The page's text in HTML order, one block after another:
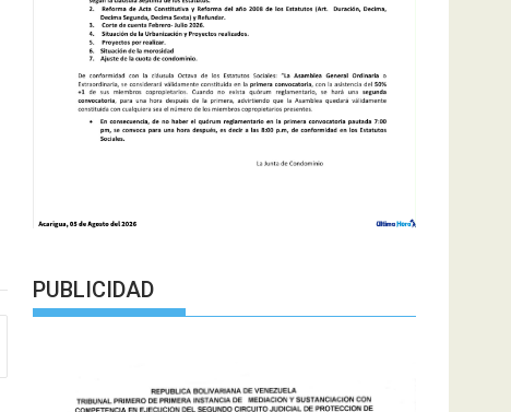
PUBLICIDAD